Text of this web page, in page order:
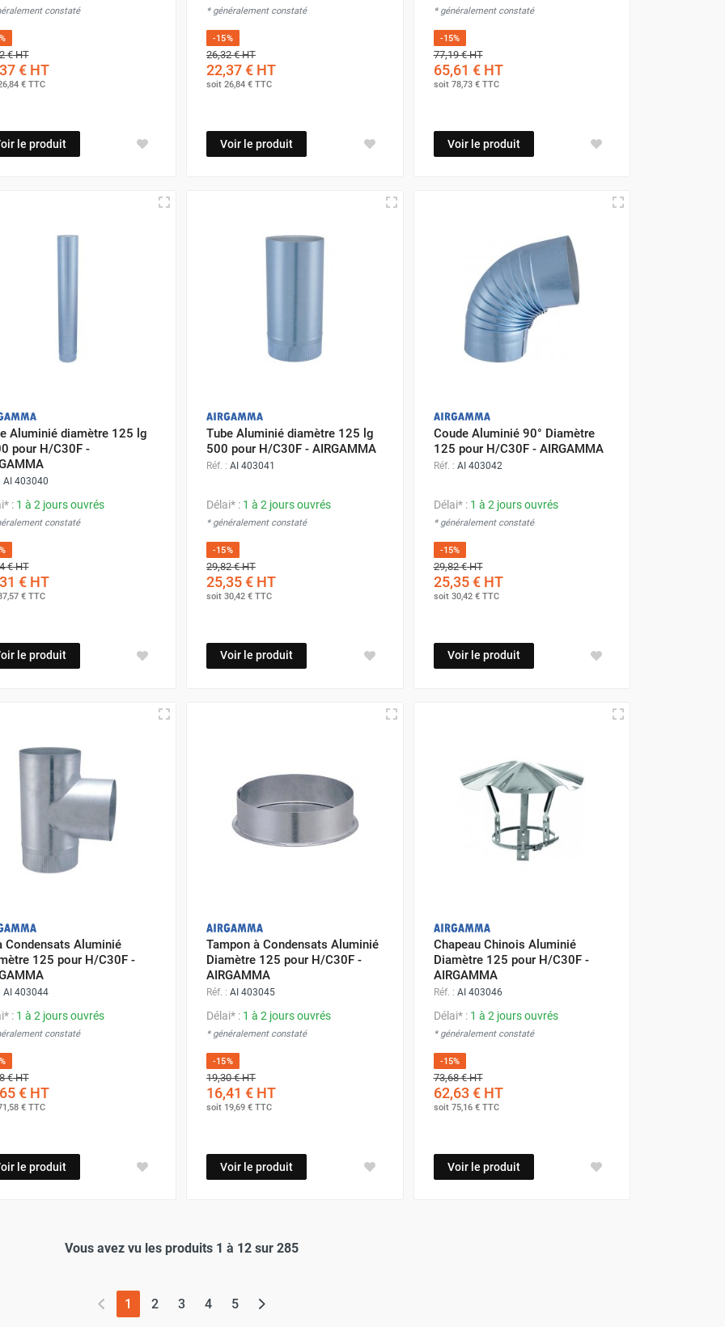
constaté
€HT
€HT
€TTC
le produit
* généralement constaté
-15%
26,32 €HT
22,37 € HT
soit 26,84 € TTC
Voir le produit
* généralement constaté
-15%
77,19 €HT
65,61 €HT
soit 78,73 €TTC
Voir le produit
Aluminié diamètre 125 lg
pour H/C30F -
AI 403040
: 1 à 2 jours ouvrés
constaté
€HT
€HT
€TTC
le produit
Tube Aluminié diamètre 125 lg
500 pour H/C30F - AIRGAMMA
Réf. : AI 403041
Délai* : 1 à 2 jours ouvrés
* généralement constaté
-15%
29,82 €HT
25,35 € HT
soit 30,42 € TTC
Voir le produit
Coude Aluminié 90° Diamètre
125 pour H/C30F - AIRGAMMA
Réf. : AI 403042
Délai* : 1 à 2 jours ouvrés
* généralement constaté
-15%
29,82 €HT
25,35 €HT
soit 30,42 €TTC
Voir le produit
Condensats Aluminié
125 pour H/C30F -
AI 403044
: 1 à 2 jours ouvrés
constaté
€HT
€HT
€TTC
le produit
Tampon à Condensats Aluminié
Diamètre 125 pour H/C30F -
AIRGAMMA
Réf. : AI 403045
Délai* : 1 à 2 jours ouvrés
* généralement constaté
-15%
19,30 €HT
16,41 € HT
soit 19,69 € TTC
Voir le produit
Chapeau Chinois Aluminié
Diamètre 125 pour H/C30F -
AIRGAMMA
Réf. : AI 403046
Délai* : 1 à 2 jours ouvrés
* généralement constaté
-15%
73,68 €HT
62,63 €HT
soit 75,16 €TTC
Voir le produit
Vous avez vu les produits 1 à 12 sur 285
1 (page actuelle)
2 3 4 5